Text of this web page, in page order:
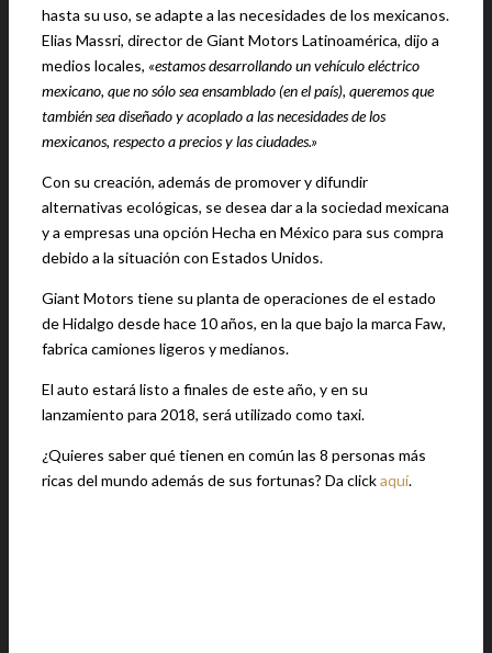
hasta su uso, se adapte a las necesidades de los mexicanos.
Elias Massri, director de Giant Motors Latinoamérica, dijo a
medios locales, «estamos desarrollando un vehículo eléctrico
mexicano, que no sólo sea ensamblado (en el país), queremos que
también sea diseñado y acoplado a las necesidades de los
mexicanos, respecto a precios y las ciudades.»
Con su creación, además de promover y difundir
alternativas ecológicas, se desea dar a la sociedad mexicana
y a empresas una opción Hecha en México para sus compra
debido a la situación con Estados Unidos.
Giant Motors tiene su planta de operaciones de el estado
de Hidalgo desde hace 10 años, en la que bajo la marca Faw,
fabrica camiones ligeros y medianos.
El auto estará listo a finales de este año, y en su
lanzamiento para 2018, será utilizado como taxi.
¿Quieres saber qué tienen en común las 8 personas más
ricas del mundo además de sus fortunas? Da clickaquí.